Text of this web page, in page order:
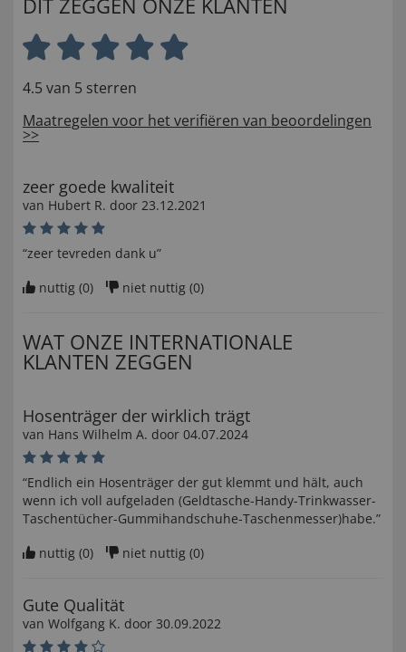
DIT ZEGGEN ONZE KLANTEN
4.5 van 5 sterren
Maatregelen voor het verifiëren van beoordelingen
>>
zeer goede kwaliteit
van Hubert R. door 23.12.2021
“zeer tevreden dank u”
nuttig (0) niet nuttig (0)
WAT ONZE INTERNATIONALE
KLANTEN ZEGGEN
Hosenträger der wirklich trägt
van Hans Wilhelm A. door 04.07.2024
“Endlich ein Hosenträger der gut klemmt und hält, auch
wenn ich voll aufgeladen (Geldtasche-Handy-Trinkwasser-
Taschentücher-Gummihandschuhe-Taschenmesser)habe.”
nuttig (0) niet nuttig (0)
Gute Qualität
van Wolfgang K. door 30.09.2022